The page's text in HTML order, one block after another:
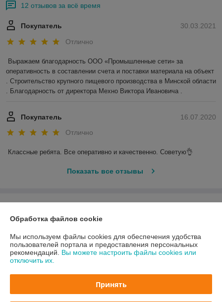
12 отзывов за всё время
30.03.2021
Покупатель
Отлично
Выражаем благодарность ООО «Промышленные сети» за
оперативность в составлении счета и поставки материала на объект
. Строительство крупного пищевого производства в Минской области
. Благодарность от директора Мехно Виктора Ивановича .
16.07.2020
Покупатель
Отлично
Классные ребята. Все оперативно и качественно. Советую👌
Показать все отзывы
О нас
Доставка и оплата
График работы
Обработка файлов cookie
Мы используем файлы cookies для обеспечения удобства
пользователей портала и предоставления персональных
рекомендаций. Вы можете настроить файлы cookies или
отключить их.
Принять